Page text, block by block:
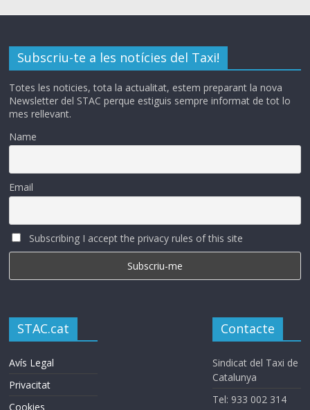
Subscriu-te a les notícies del Taxi!
Totes les noticies, tota la actualitat, estem preparant la nova
Newsletter del STAC perque estiguis sempre informat de tot lo
mes rellevant.
Name
Email
Subscribing I accept the privacy rules of this site
STAC.cat
Avís Legal
Privacitat
Cookies
Contacte
Sindicat del Taxi de
Catalunya
Tel: 933 002 314